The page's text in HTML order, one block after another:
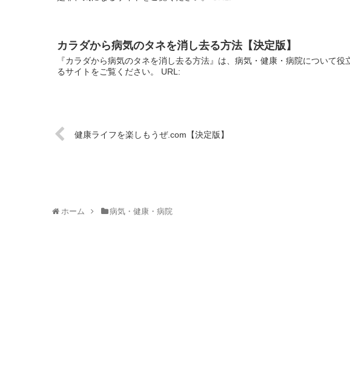
カラダから病気のタネを消し去る方法【決定版】
『カラダから病気のタネを消し去る方法』は、病気・健康・病院について
るサイトをご覧ください。 URL:
健康ライフを楽しもうぜ.com【決定版】
ホーム 病気・健康・病院